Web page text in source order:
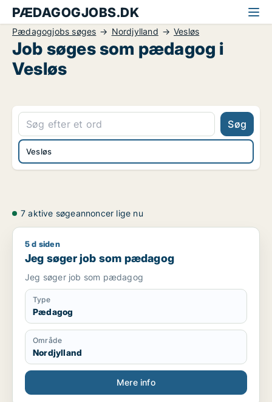
PÆDAGOGJOBS.DK
Pædagogjobs søges Nordjylland Vesløs
Job søges som pædagog i
Vesløs
Søg
Vesløs
7 aktive søgeannoncer lige nu
Jeg søger job som pædagog
5 d siden
Jeg søger job som pædagog
Jeg søger job som pædagog
Type
Pædagog
Område
Nordjylland
Mere info